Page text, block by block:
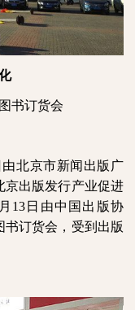
书订货会
由北京市新闻出版广
京出版发行产业促进
13 日 由中国出版协
书订货会，受到出版